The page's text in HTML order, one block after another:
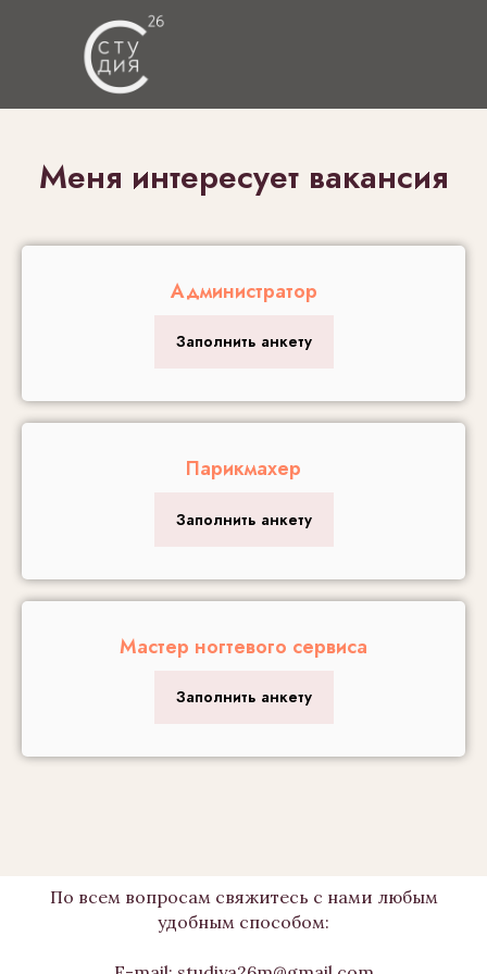
Меня интересует вакансия
Администратор
Заполнить анкету
Парикмахер
Заполнить анкету
Мастер ногтевого сервиса
Заполнить анкету
По всем вопросам свяжитесь с нами любым
удобным способом: